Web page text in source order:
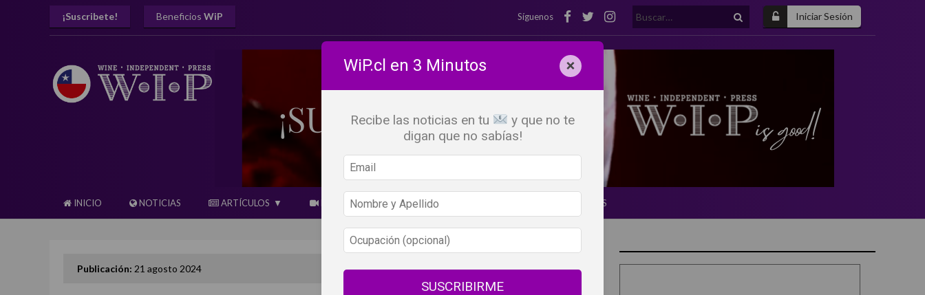
Iniciar Sesión
¡Suscribete! Beneficios WiP Buscar:
Síguenos
INICIO NOTICIAS ARTÍCULOS BEBER X LOS OJOS GLOSARIO DEL VINO PANORAMAS
Publicación: 21 agosto 2024
WiP.cl en 3 Minutos ×
Recibe las noticias en tu
y que no te
digan que no sabías!
SUSCRIBIRME